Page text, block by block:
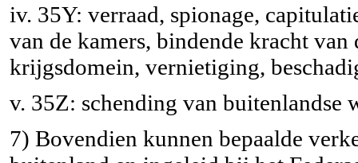
iv. 35Y: verraad, spionage,
van de kamers, bindende kracht
krijgsdomein, vernietiging,
v. 35Z: schending van buitenlandse
7) Bovendien kunnen bepaalde